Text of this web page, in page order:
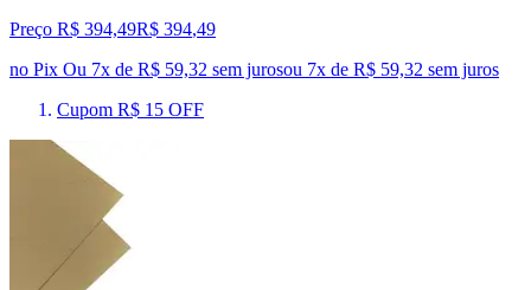
Preço R$ 394,49R$ 394,49
no Pix Ou 7x de R$ 59,32 sem jurosou 7x de R$ 59,32 sem juros
Cupom R$ 15 OFF